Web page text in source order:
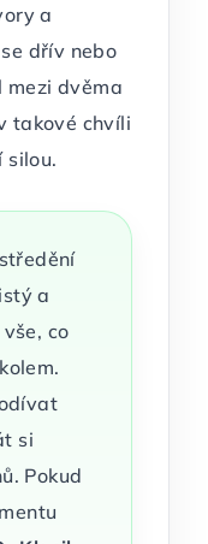
a
dřív nebo
dvěma
takové chvíli
silou.
a
co
si
Pokud